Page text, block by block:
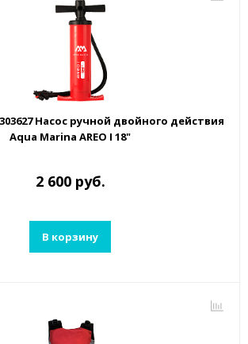
Насос ручной двойного действия
Aqua Marina AREO I 18"
2 600 руб.
В корзину